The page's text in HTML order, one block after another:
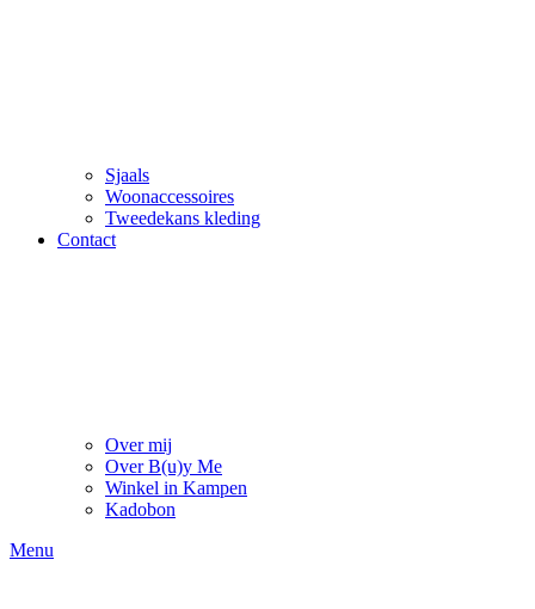
Sjaals
Woonaccessoires
Tweedekans kleding
Contact
Over mij
Over B(u)y Me
Winkel in Kampen
Kadobon
Menu